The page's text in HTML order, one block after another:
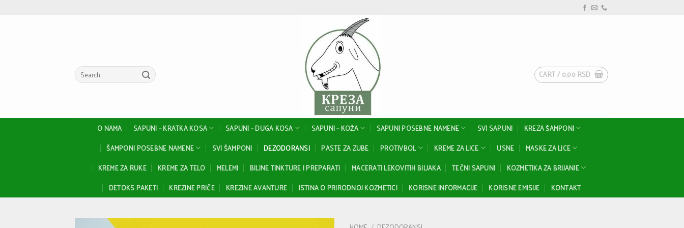
Search
for:
CART / 0,00 RSD
O NAMA SAPUNI – KRATKA KOSA SAPUNI – DUGA KOSA SAPUNI – KOŽA SAPUNI POSEBNE NAMENE SVI SAPUNI
KREZA ŠAMPONI
ŠAMPONI POSEBNE NAMENE
SVI ŠAMPONI DEZODORANSI PASTE ZA ZUBE PROTIVBOL KREME ZA LICE USNE
MASKE ZA LICE
KREME ZA RUKE
KREME ZA TELO MELEMI BILJNE TINKTURE I PREPARATI MACERATI LEKOVITIH BILJAKA TEČNI SAPUNI
KOZMETIKA ZA BRIJANJE
DETOKS PAKETI
KREZINE PRIČE KREZINE AVANTURE ISTINA O PRIRODNOJ KOZMETICI KORISNE INFORMACIJE KORISNE EMISIJE KONTAKT